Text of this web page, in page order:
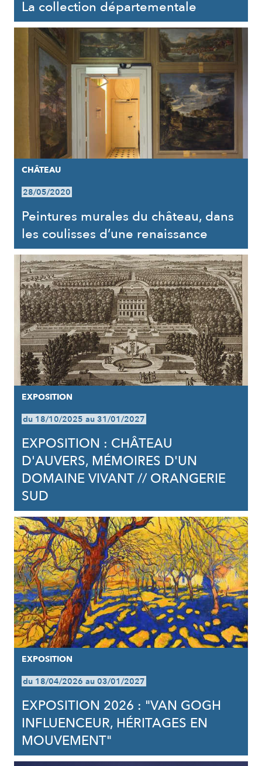
La collection départementale
CHÂTEAU
28/05/2020
Peintures murales du château, dans
les coulisses d’une renaissance
EXPOSITION
du 18/10/2025 au 31/01/2027
EXPOSITION : CHÂTEAU
D'AUVERS, MÉMOIRES D'UN
DOMAINE VIVANT // ORANGERIE
SUD
EXPOSITION
du 18/04/2026 au 03/01/2027
EXPOSITION 2026 : "VAN GOGH
INFLUENCEUR, HÉRITAGES EN
MOUVEMENT"